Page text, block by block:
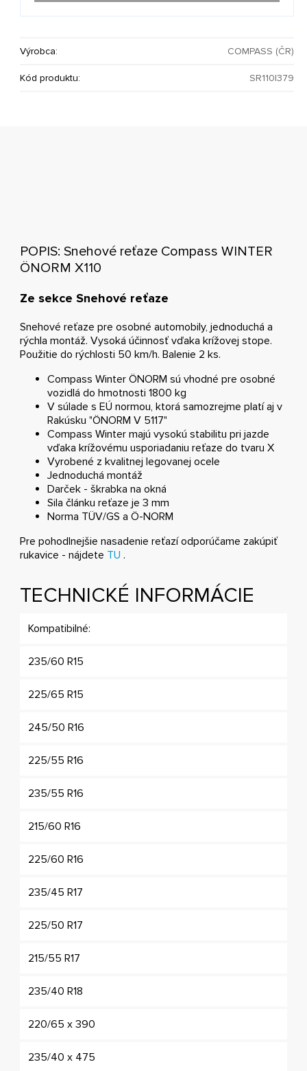
Výrobca: COMPASS (ČR)
Kód produktu: SR110|379
POPIS: Snehové reťaze Compass WINTER
ÖNORM X110
Ze sekce Snehové reťaze
Snehové reťaze pre osobné automobily, jednoduchá a
rýchla montáž. Vysoká účinnosť vďaka krížovej stope.
Použitie do rýchlosti 50 km/h. Balenie 2 ks.
Compass Winter ÖNORM sú vhodné pre osobné
vozidlá do hmotnosti 1800 kg
V súlade s EÚ normou, ktorá samozrejme platí aj v
Rakúsku "ÖNORM V 5117"
Compass Winter majú vysokú stabilitu pri jazde
vďaka krížovému usporiadaniu reťaze do tvaru X
Vyrobené z kvalitnej legovanej ocele
Jednoduchá montáž
Darček - škrabka na okná
Sila článku reťaze je 3 mm
Norma TÜV/GS a Ö-NORM
Pre pohodlnejšie nasadenie reťazí odporúčame zakúpiť
rukavice - nájdete TU .
TECHNICKÉ INFORMÁCIE
Kompatibilné:
235/60 R15
225/65 R15
245/50 R16
225/55 R16
235/55 R16
215/60 R16
225/60 R16
235/45 R17
225/50 R17
215/55 R17
235/40 R18
220/65 x 390
235/40 x 475